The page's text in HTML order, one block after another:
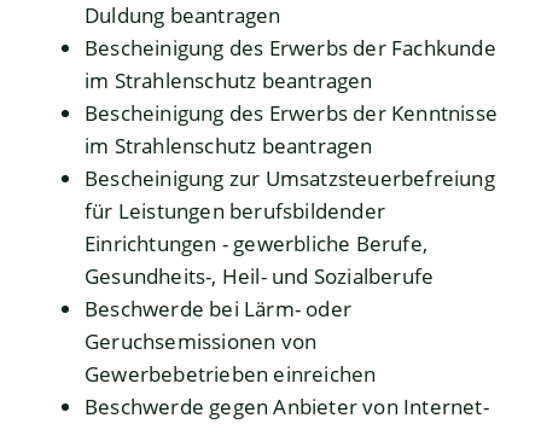
Duldung beantragen
Bescheinigung des Erwerbs der Fachkunde
im Strahlenschutz beantragen
Bescheinigung des Erwerbs der Kenntnisse
im Strahlenschutz beantragen
Bescheinigung zur Umsatzsteuerbefreiung
für Leistungen berufsbildender
Einrichtungen - gewerbliche Berufe,
Gesundheits-, Heil- und Sozialberufe
Beschwerde bei Lärm- oder
Geruchsemissionen von
Gewerbebetrieben einreichen
Beschwerde gegen Anbieter von Internet-